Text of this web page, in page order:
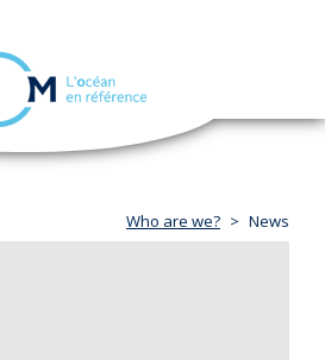
navigation
Who are we? News